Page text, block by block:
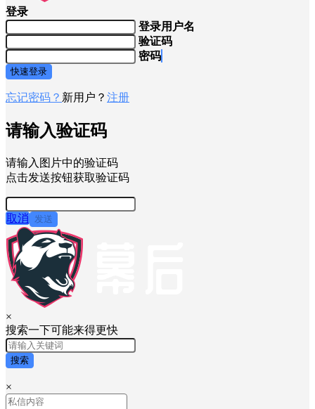
登录
登录用户名
验证码
密码
快速登录
忘记密码？ 新用户？ 注册
请输入验证码
请输入图片中的验证码
点击发送按钮获取验证码
取消 发送
×
搜索一下可能来得更快
搜索
×